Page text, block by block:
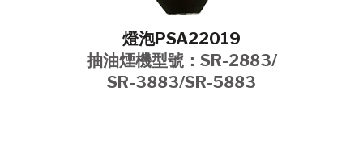
燈泡PSA22019
抽油煙機型號：SR-2883/
SR-3883/SR-5883